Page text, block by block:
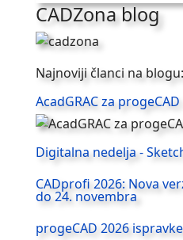
CADZona blog
Najnoviji članci na blogu:
AcadGRAC za progeCAD
Digitalna nedelja -
CADprofi 2026: Nova
do 24. novembra
progeCAD 2026